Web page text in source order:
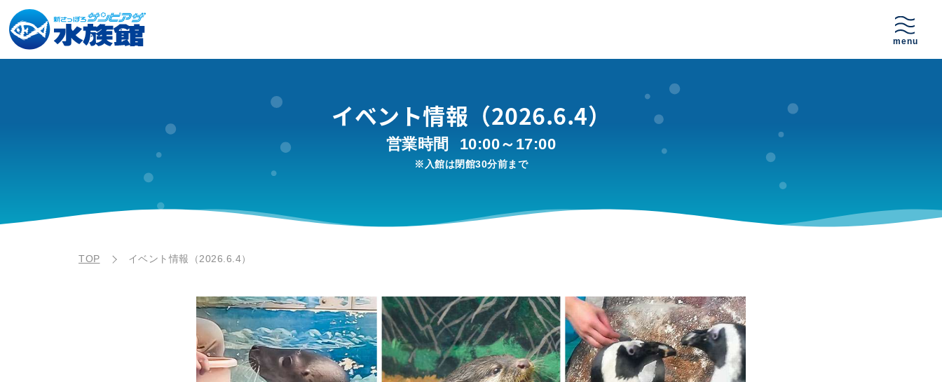
イベント情報（2026.6.4）
営業時間 10:00～17:00
※入館は閉館30分前まで
TOP イベント情報（2026.6.4）